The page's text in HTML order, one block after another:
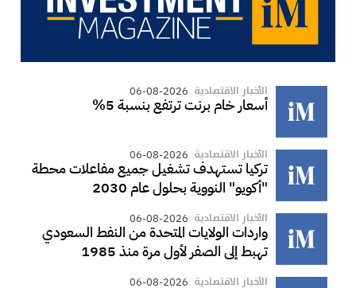
الأخبار الاقتصادية 06-08-2026
أسعار خام برنت ترتفع بنسبة 5%
الأخبار الاقتصادية 06-08-2026
تركيا تستهدف تشغيل جميع مفاعلات محطة
"أكويو" النووية بحلول عام 2030
الأخبار الاقتصادية 06-08-2026
واردات الولايات المتحدة من النفط السعودي
تهبط إلى الصفر لأول مرة منذ 1985
الأخبار الاقتصادية 06-08-2026